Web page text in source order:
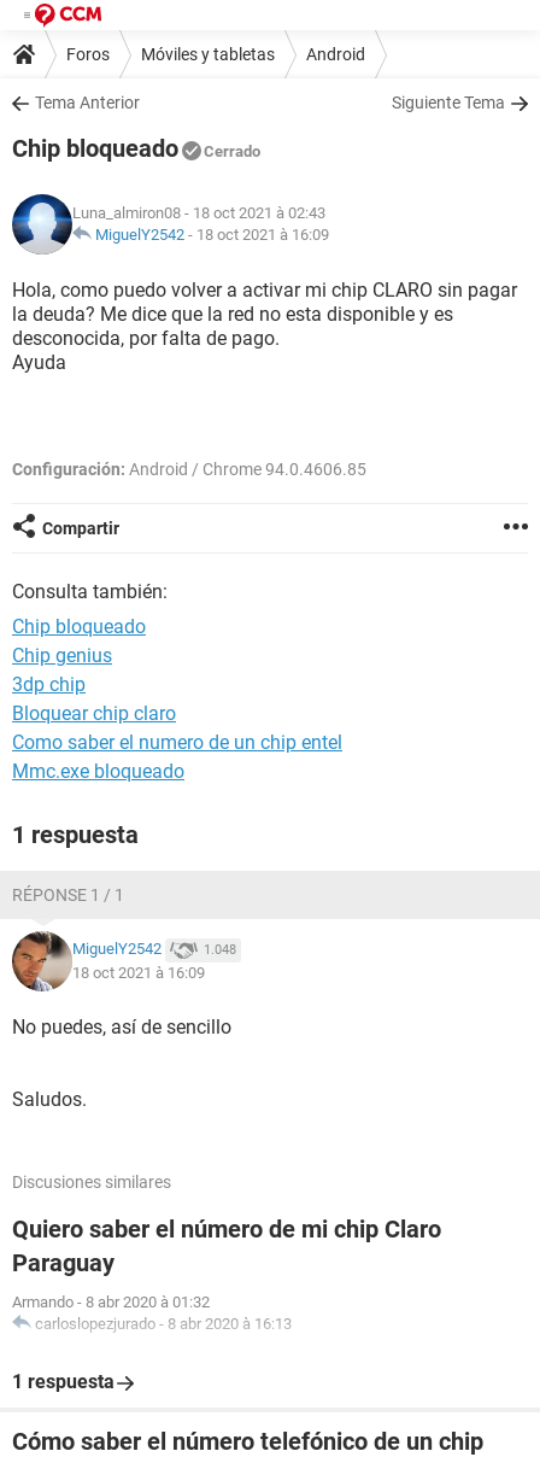
Foros Móviles y tabletas Android
Tema Anterior Siguiente Tema
Chip bloqueado Cerrado
Luna_almiron08 - 18 oct 2021 à 02:43
MiguelY2542 - 18 oct 2021 à 16:09
Hola, como puedo volver a activar mi chip CLARO sin pagar
la deuda? Me dice que la red no esta disponible y es
desconocida, por falta de pago.
Ayuda
Configuración: Android / Chrome 94.0.4606.85
Compartir
Consulta también:
Chip bloqueado
Chip genius
3dp chip
Bloquear chip claro
Como saber el numero de un chip entel
Mmc.exe bloqueado
1 respuesta
RÉPONSE 1 / 1
MiguelY2542 1.048
18 oct 2021 à 16:09
No puedes, así de sencillo
Saludos.
Discusiones similares
Quiero saber el número de mi chip Claro
Paraguay
Armando - 8 abr 2020 à 01:32
carloslopezjurado - 8 abr 2020 à 16:13
1 respuesta
Cómo saber el número telefónico de un chip